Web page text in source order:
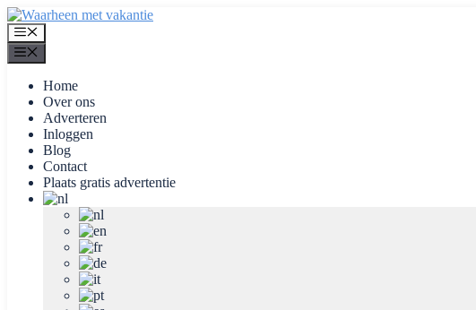
Ga
naar
de
inhoud
Menu
Home
Over ons
Adverteren
Inloggen
Blog
Contact
Plaats gratis advertentie